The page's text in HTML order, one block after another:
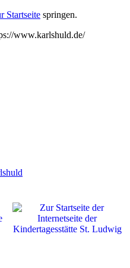
Startseite springen.
www.karlshuld.de/